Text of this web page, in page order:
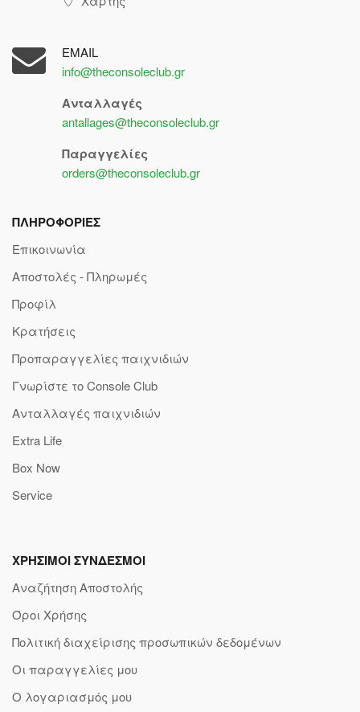
EMAIL
info@theconsoleclub.gr
Ανταλλαγές
antallages@theconsoleclub.gr
Παραγγελίες
orders@theconsoleclub.gr
ΠΛΗΡΟΦΟΡΙΕΣ
Επικοινωνία
Αποστολές - Πληρωμές
Προφίλ
Κρατήσεις
Προπαραγγελίες παιχνιδιών
Γνωρίστε το Console Club
Ανταλλαγές παιχνιδιών
Extra Life
Box Now
Service
ΧΡΗΣΙΜΟΙ ΣΥΝΔΕΣΜΟΙ
Αναζήτηση Αποστολής
Όροι Χρήσης
Πολιτική διαχείρισης προσωπικών δεδομένων
Οι παραγγελίες μου
Ο λογαριασμός μου